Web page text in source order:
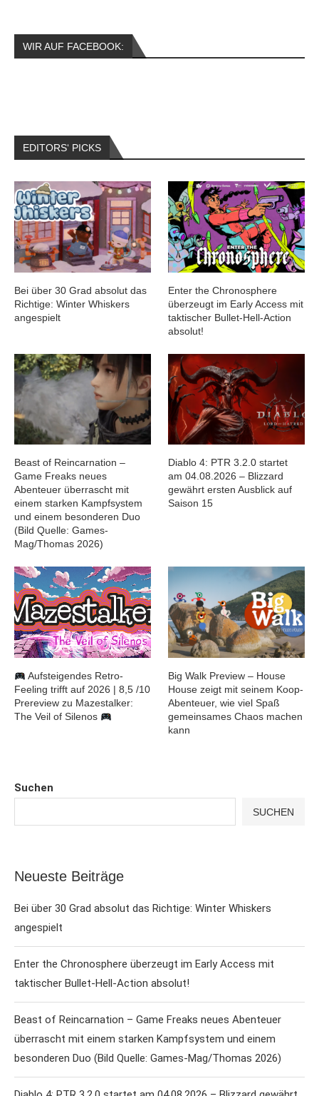
Suchen
SUCHEN
Neueste Beiträge
Bei über 30 Grad absolut das Richtige: Winter Whiskers
angespielt
Enter the Chronosphere überzeugt im Early Access mit
taktischer Bullet-Hell-Action absolut!
Beast of Reincarnation – Game Freaks neues Abenteuer
überrascht mit einem starken Kampfsystem und einem
besonderen Duo (Bild Quelle: Games-Mag/Thomas 2026)
WIR AUF FACEBOOK:
EDITORS‘ PICKS
Bei über 30 Grad absolut das
Richtige: Winter Whiskers
angespielt
Enter the Chronosphere
überzeugt im Early Access mit
taktischer Bullet-Hell-Action
absolut!
Beast of Reincarnation –
Game Freaks neues
Abenteuer überrascht mit
einem starken Kampfsystem
und einem besonderen Duo
(Bild Quelle: Games-
Mag/Thomas 2026)
Diablo 4: PTR 3.2.0 startet
am 04.08.2026 – Blizzard
gewährt ersten Ausblick auf
Saison 15
Aufsteigendes Retro-
Feeling trifft auf 2026 | 8,5 /10
Prereview zu Mazestalker:
The Veil of Silenos
Big Walk Preview – House
House zeigt mit seinem Koop-
Abenteuer, wie viel Spaß
gemeinsames Chaos machen
kann